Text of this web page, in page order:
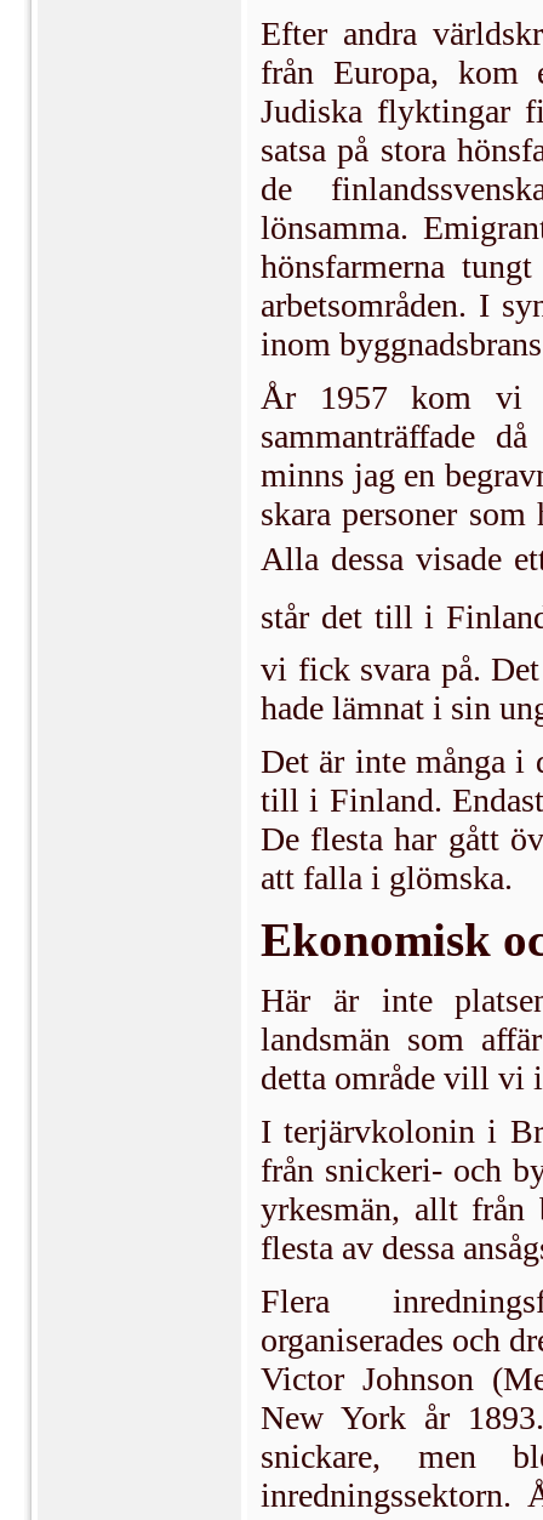
Efter andra
från Europa, kom
Judiska flyktingar
satsa på stora
de
lönsamma.
hönsfarmerna
arbetsområden. I
inom
År 1957 kom vi
sammanträffade
minns jag en
skara personer
Alla dessa visade
står det till i
vi fick svara på.
hade lämnat i sin
Det är inte många i
till i Finland.
De flesta har gått
att falla i glömska.
Ekonomisk
Här är inte
landsmän som
detta område vill vi
I terjärvkolonin i
från snickeri- och
yrkesmän, allt från
flesta av dessa
Flera
organiserades och
Victor Johnson
New York år
snickare, men
inredningssektorn.